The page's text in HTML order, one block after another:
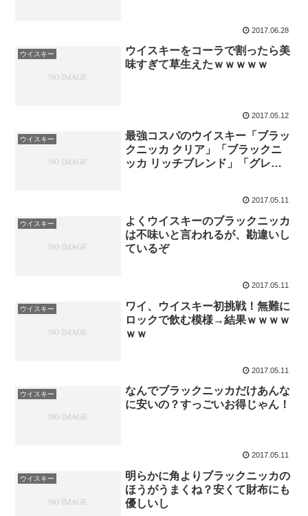
2017.06.28
ウイスキー
ウイスキーをコーラで割ったら美
味すぎて草生えたｗｗｗｗｗ
2017.05.12
ウイスキー
最強コスパのウイスキー「ブラッ
クニッカ クリア」「ブラックニ
ッカ リッチブレンド」「グレン
2017.05.11
ウイスキー
よくウイスキーのブラックニッカ
は不味いと言われるが、勘違いし
ているぞ
2017.05.11
ウイスキー
ワイ、ウイスキー初挑戦！無難に
ロックで飲む模様→結果ｗｗｗｗ
ｗｗ
2017.05.11
ウイスキー
なんでブラックニッカだけあんな
に安いの？すっごいお得じゃん！
2017.05.11
ウイスキー
明らかに角よりブラックニッカの
ほうがうまくね？安くて財布にも
優しいし